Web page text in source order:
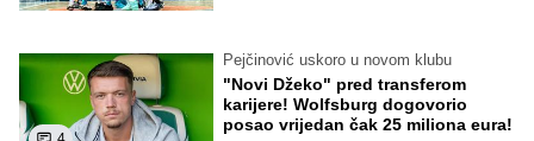
Pejčinović uskoro u novom klubu
"Novi Džeko" pred transferom
karijere! Wolfsburg dogovorio
posao vrijedan čak 25 miliona eura!